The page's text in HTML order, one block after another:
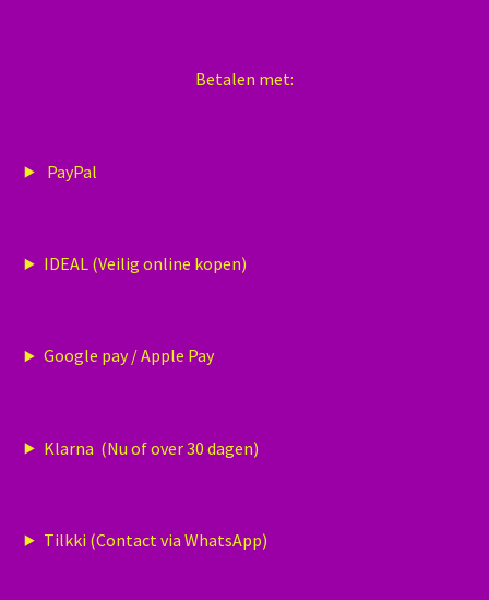
Betalen met:
PayPal
IDEAL (Veilig online kopen)
Google pay / Apple Pay
Klarna (Nu of over 30 dagen)
Tilkki (Contact via WhatsApp)